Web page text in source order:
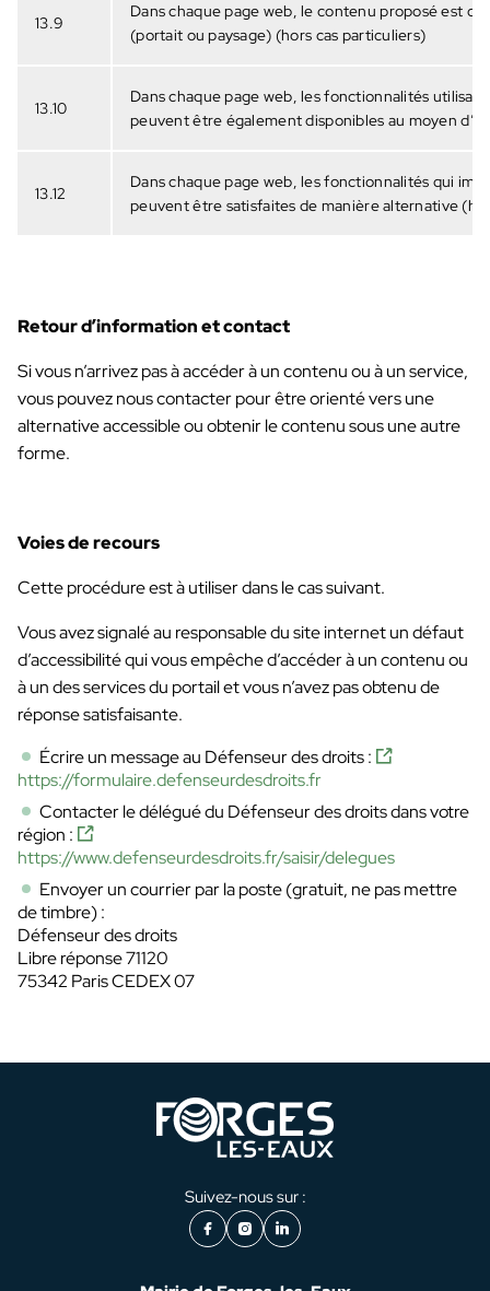
13.9
Dans chaque page web, le contenu proposé est
(portait ou paysage) (hors cas particuliers)
13.10
Dans chaque page web, les fonctionnalités
peuvent être également disponibles au moyen
13.12
Dans chaque page web, les fonctionnalités qui
peuvent être satisfaites de manière alternative
Retour d’information et contact
Si vous n’arrivez pas à accéder à un contenu ou à un service,
vous pouvez nous contacter pour être orienté vers une
alternative accessible ou obtenir le contenu sous une autre
forme.
Voies de recours
Cette procédure est à utiliser dans le cas suivant.
Vous avez signalé au responsable du site internet un défaut
d’accessibilité qui vous empêche d’accéder à un contenu ou
à un des services du portail et vous n’avez pas obtenu de
réponse satisfaisante.
Écrire un message au Défenseur des droits :
https://formulaire.defenseurdesdroits.fr
Contacter le délégué du Défenseur des droits dans votre
région :
https://www.defenseurdesdroits.fr/saisir/delegues
Envoyer un courrier par la poste (gratuit, ne pas mettre
de timbre) :
Défenseur des droits
Libre réponse 71120
75342 Paris CEDEX 07
Suivez-nous sur :
FacebookInstagram
LinkedIn